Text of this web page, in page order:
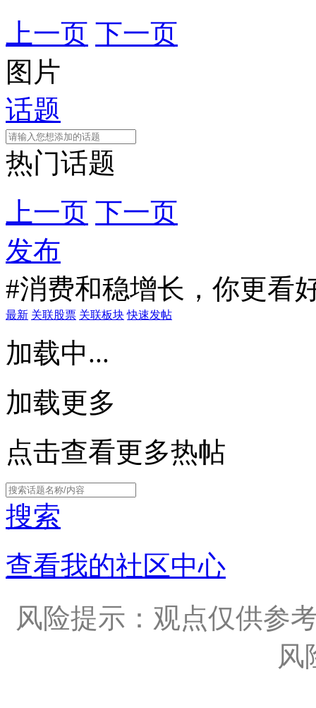
上一页 下一页
图片
话题
热门话题
上一页 下一页
发布
#消费和稳增长，你更看
最新 关联股票 关联板块 快速发帖
加载中...
加载更多
点击查看更多热帖
搜索
查看我的社区中心
风险提示：观点仅供参
风